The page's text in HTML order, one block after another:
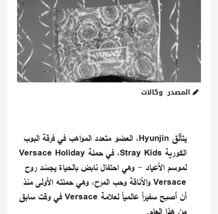
المصدر: وكالات
يتألّق Hyunjin، العضو متعدد المواهب في فرقة البوب
الكورية Stray Kids، في حملة Versace Holiday
لموسم الأعياد - وهي احتفال نابض بالحياة يجسّد روح
Versace والأناقة وحب المرح، وهي حملته الأولى منذ
أن أصبح سفيراً عالمياً لعلامة Versace في وقت سابق